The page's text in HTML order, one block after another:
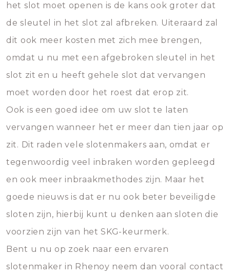
het slot moet openen is de kans ook groter dat
de sleutel in het slot zal afbreken. Uiteraard zal
dit ook meer kosten met zich mee brengen,
omdat u nu met een afgebroken sleutel in het
slot zit en u heeft gehele slot dat vervangen
moet worden door het roest dat erop zit.
Ook is een goed idee om uw slot te laten
vervangen wanneer het er meer dan tien jaar op
zit. Dit raden vele slotenmakers aan, omdat er
tegenwoordig veel inbraken worden gepleegd
en ook meer inbraakmethodes zijn. Maar het
goede nieuws is dat er nu ook beter beveiligde
sloten zijn, hierbij kunt u denken aan sloten die
voorzien zijn van het SKG-keurmerk.
Bent u nu op zoek naar een ervaren
slotenmaker in Rhenoy neem dan vooral contact